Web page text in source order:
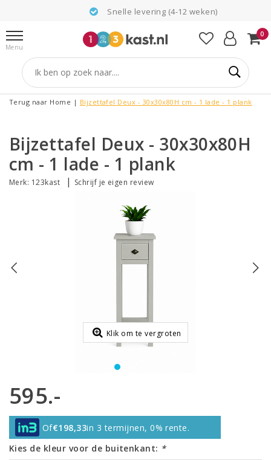
Snelle levering (4-12 weken)
Menu
0
Terug naar Home | Bijzettafel Deux - 30x30x80H cm - 1 lade - 1 plank
Bijzettafel Deux - 30x30x80H
cm - 1 lade - 1 plank
Merk: 123kast | Schrijf je eigen review
Klik om te vergroten
595.-
Of€198,33in 3 termijnen, 0% rente.
Kies de kleur voor de buitenkant: *